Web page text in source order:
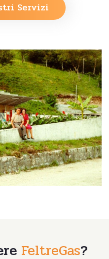
Servizi
FeltreGas?